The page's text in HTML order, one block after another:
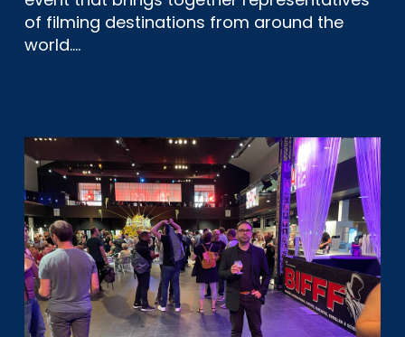
of filming destinations from around the
world.…